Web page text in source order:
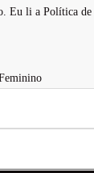
Eu li a Política de